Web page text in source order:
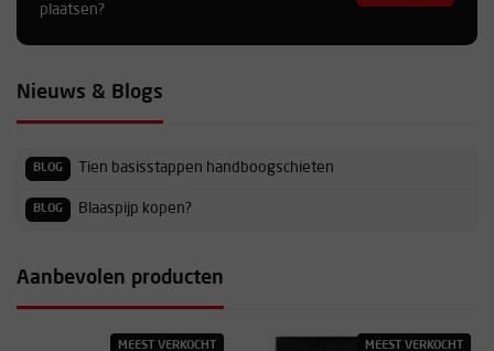
plaatsen?
Nieuws & Blogs
BLOG Tien basisstappen handboogschieten
BLOG Blaaspijp kopen?
Aanbevolen producten
MEEST VERKOCHT MEEST VERKOCHT